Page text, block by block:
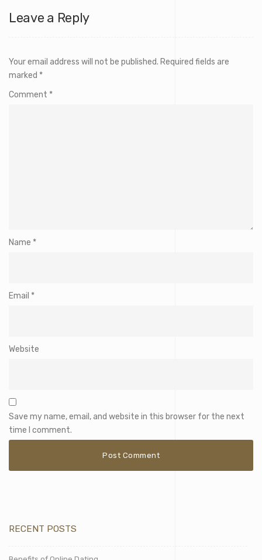
Leave a Reply
Your email address will not be published. Required fields are
marked *
Comment *
Name *
Email *
Website
Save my name, email, and website in this browser for the next
time I comment.
RECENT POSTS